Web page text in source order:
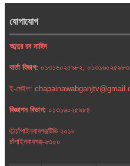
যোগাযোগ
আব্দুর রব নাহিদ
বার্তা বিভাগ: ০১৩১৬০২৫৯৮২, ০১৩১৬০২৫৯৮৩
ই-মেইল:
বিজ্ঞাপন বিভাগ: ০১৩১৬০২৫৯৮৪
©চাঁপাইনবাবগঞ্জটিভি ২০১৮
চাঁপাইনবাবগঞ্জ-৬৩০০